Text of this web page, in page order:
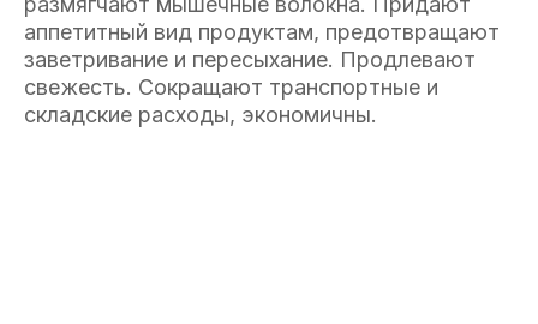
аппетитный вид продуктам, предотвращают
заветривание и пересыхание. Продлевают
свежесть. Сокращают транспортные и
складские расходы, экономичны.